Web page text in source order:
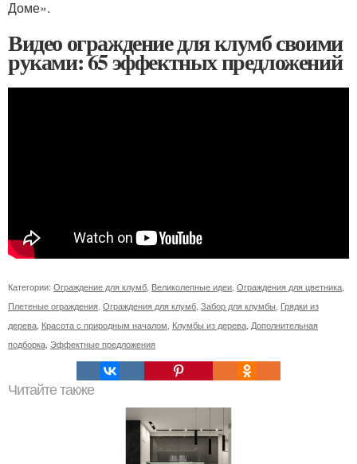
Доме».
Видео ограждение для клумб своими
руками: 65 эффектных предложений
Категории: Ограждение для клумб, Великолепные идеи, Ограждения для цветника,
Плетеные ограждения, Ограждения для клумб, Забор для клумбы, Грядки из
дерева, Красота с природным началом, Клумбы из дерева, Дополнительная
подборка, Эффектные предложения
Читайте также